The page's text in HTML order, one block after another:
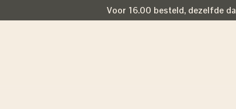
Voor 16.00 besteld, dezelfde